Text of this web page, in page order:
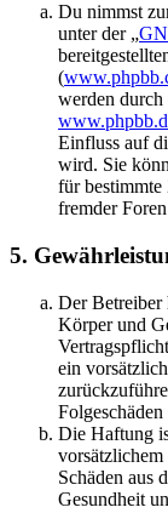
Du nimmst
unter der „
(
werden durch
Einfluss auf
wird. Sie
für bestimmte
fremder
5.
Der Betreiber
Körper und
ein
Die Haftung
vorsätzlichem
Schäden aus
Gesundheit